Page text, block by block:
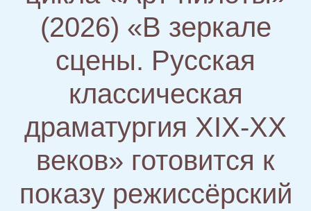
(2026) «В зеркале
сцены. Русская
классическая
драматургия XIX-ХХ
веков» готовится к
показу режиссёрский